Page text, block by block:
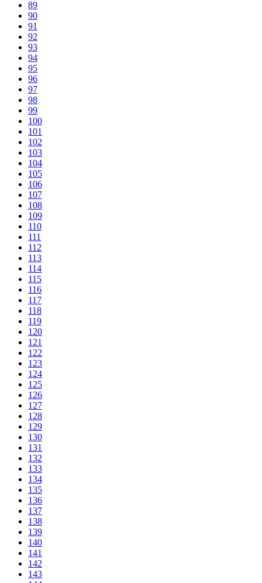
89
90
91
92
93
94
95
96
97
98
99
100
101
102
103
104
105
106
107
108
109
110
111
112
113
114
115
116
117
118
119
120
121
122
123
124
125
126
127
128
129
130
131
132
133
134
135
136
137
138
139
140
141
142
143